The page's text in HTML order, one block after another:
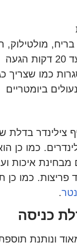
מולטילוק,
כמו שצריך
ביומטריים
בדלת
כמו
איכות
פריצות. כמו
.
כניסה
ונותנת